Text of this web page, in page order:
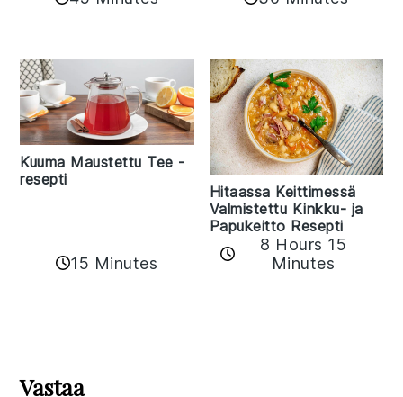
Kuuma Maustettu Tee -
resepti
15 Minutes
Hitaassa Keittimessä
Valmistettu Kinkku- ja
Papukeitto Resepti
8 Hours 15
Minutes
Interactions
Vastaa